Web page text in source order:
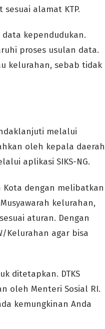
alamat KTP.
data kependudukan.
proses usulan data.
kelurahan, sebab tidak
melalui
oleh kepala daerah
aplikasi SIKS-NG.
Kota dengan melibatkan
kelurahan,
aturan. Dengan
Kelurahan agar bisa
ditetapkan. DTKS
oleh Menteri Sosial RI.
kemungkinan Anda